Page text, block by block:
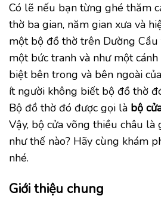
Có lẽ nếu bạn từng ghé thăm
thờ ba gian, năm gian xưa và
một bộ đồ thờ trên Dường
một bức tranh và như một cánh
biệt bên trong và bên ngoài
ít người không biết bộ đồ thờ
Bộ đồ thờ đó được gọi là bộ
Vậy, bộ cửa võng thiều châu là
như thế nào? Hãy cùng khám
nhé.
Giới thiệu chung